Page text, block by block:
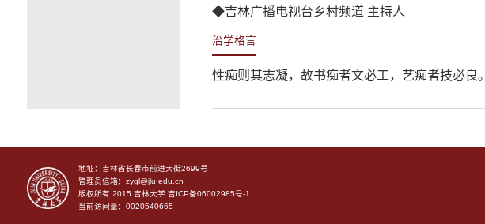
◆吉林广播电视台乡村频道 主持人
治学格言
性痴则其志凝，故书痴者文必工，艺痴者技必良。
地址：吉林省长春市前进大街2699号
管理员信箱：zygl@jlu.edu.cn
版权所有 2015 吉林大学吉ICP备06002985号-1
当前访问量：0020540665